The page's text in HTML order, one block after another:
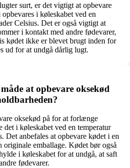
surt, er det vigtigt at opbevare
i køleskabet ved en
Celsius. Det er også vigtigt at
i kontakt med andre fødevarer,
kødet ikke er blevet brugt inden for
ud for at undgå dårlig lugt.
at opbevare oksekød
oksekød på for at forlænge
det i køleskabet ved en temperatur
Det anbefales at opbevare kødet i en
emballage. Kødet bør også
i køleskabet for at undgå, at saft
fødevarer.